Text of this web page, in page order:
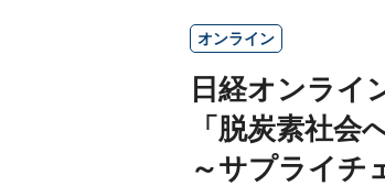
オンライン
日経オンライ
「脱炭素社会
～サプライチ